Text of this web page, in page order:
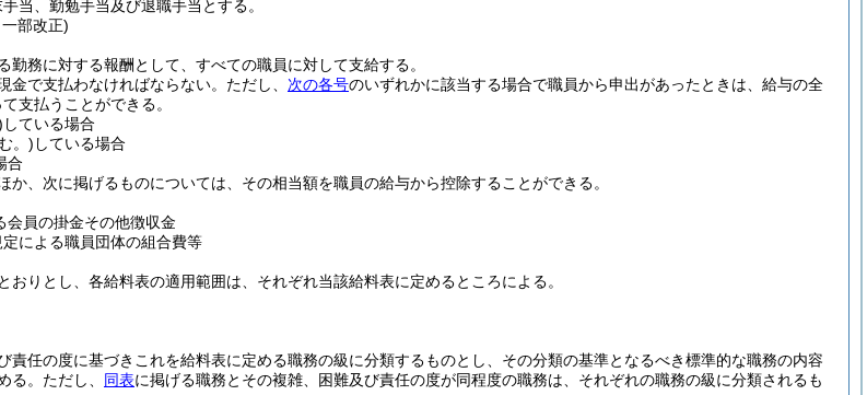
当、勤勉手当及び退職手当とする。
部改正)
勤務に対する報酬として、すべての職員に対して支給する。
金で支払わなければならない。 ただし、 次の各号のいずれかに該当する場合で職員から申出があったときは、給与の全
支払うことができる。
している場合
。) している場合
合
か、次に掲げるものについては、その相当額を職員の給与から控除することができる。
会員の掛金その他徴収金
による職員団体の組合費等
おりとし、各給料表の適用範囲は、それぞれ当該給料表に定めるところによる。
責任の度に基づきこれを給料表に定める職務の級に分類するものとし、その分類の基準となるべき標準的な職務の内容
る。 ただし、 同表に掲げる職務とその複雑、困難及び責任の度が同程度の職務は、それぞれの職務の級に分類されるも